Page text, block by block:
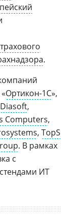
.
Ортикон-1С»,
Diasoft,
Computers,
, TopS
. В рамках
с
ИТ